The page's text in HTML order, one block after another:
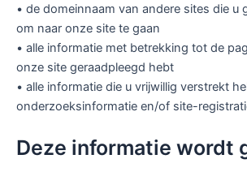
• de domeinnaam van andere sites die u
om naar onze site te gaan
• alle informatie met betrekking tot de
onze site geraadpleegd hebt
• alle informatie die u vrijwillig verstrekt
onderzoeksinformatie en/of site-
Deze informatie wordt